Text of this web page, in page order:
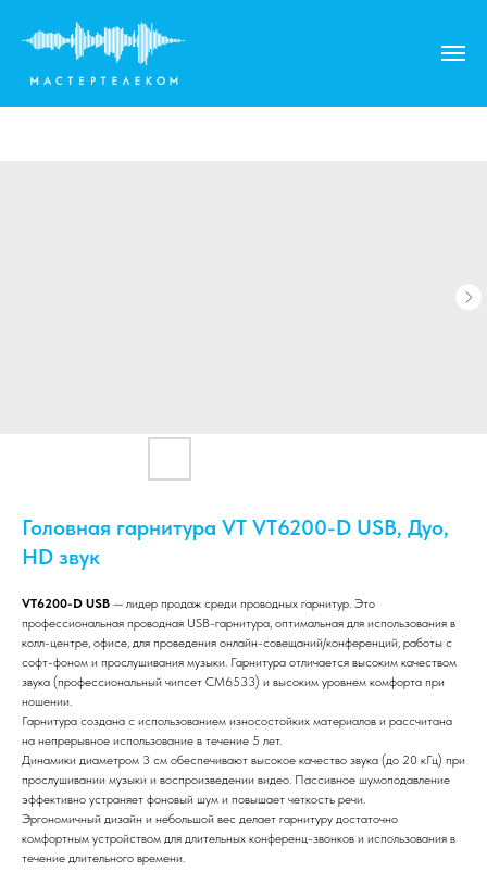
Головная гарнитура VT VT6200-D USB, Дуо,
HD звук
VT6200-D USB — лидер продаж среди проводных гарнитур. Это
профессиональная проводная USB-гарнитура, оптимальная для использования в
колл-центре, офисе, для проведения онлайн-совещаний/конференций, работы с
софт-фоном и прослушивания музыки. Гарнитура отличается высоким качеством
звука (профессиональный чипсет CM6533) и высоким уровнем комфорта при
ношении.
Гарнитура создана с использованием износостойких материалов и рассчитана
на непрерывное использование в течение 5 лет.
Динамики диаметром 3 см обеспечивают высокое качество звука (до 20 кГц) при
прослушивании музыки и воспроизведении видео. Пассивное шумоподавление
эффективно устраняет фоновый шум и повышает четкость речи.
Эргономичный дизайн и небольшой вес делает гарнитуру достаточно
комфортным устройством для длительных конференц-звонков и использования в
течение длительного времени.